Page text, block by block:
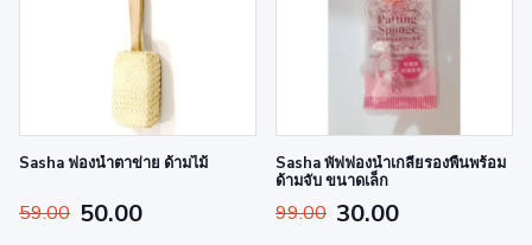
Sasha ฟองน้ำตาข่าย ด้ามไม้
59.00 50.00
Sasha พัฟฟองน้ำเกลี่ยรองพื้นพร้อม
ด้ามจับ ขนาดเล็ก
99.00 30.00